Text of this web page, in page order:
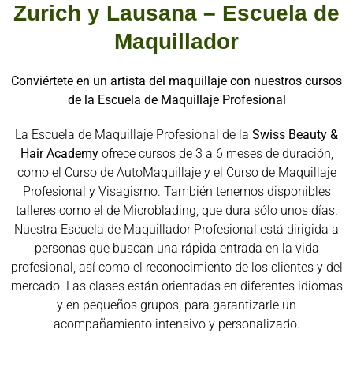
Zurich y Lausana – Escuela de
Maquillador
Conviértete en un artista del maquillaje con nuestros cursos
de la Escuela de Maquillaje Profesional
La Escuela de Maquillaje Profesional de la Swiss Beauty &
Hair Academyofrece cursos de 3 a 6 meses de duración,
como el Curso de AutoMaquillaje y el Curso de Maquillaje
Profesional y Visagismo. También tenemos disponibles
talleres como el de Microblading, que dura sólo unos días.
Nuestra Escuela de Maquillador Profesional está dirigida a
personas que buscan una rápida entrada en la vida
profesional, así como el reconocimiento de los clientes y del
mercado. Las clases están orientadas en diferentes idiomas
y en pequeños grupos, para garantizarle un
acompañamiento intensivo y personalizado.